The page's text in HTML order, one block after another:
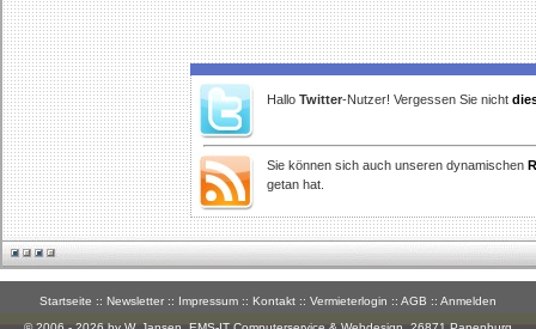
Hallo Twitter-Nutzer! Vergessen Sie nicht
Sie können sich auch unseren dynamischen
getan hat.
Startseite :: Newsletter :: Impressum :: Kontakt :: Vermieterlogin :: AGB :: Anmelden